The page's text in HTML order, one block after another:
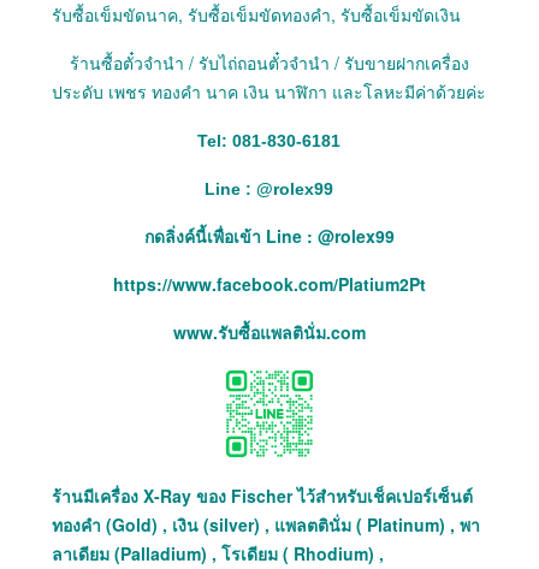
รับซื้อเข็มขัดนาค, รับซื้อเข็มขัดทองคำ, รับซื้อเข็มขัดเงิน
ร้านซื้อตั๋วจำนำ / รับไถ่ถอนตั๋วจำนำ / รับขายฝากเครื่อง
ประดับ เพชร ทองคำ นาค เงิน นาฬิกา และโลหะมีค่าด้วยค่ะ
Tel: 081-830-6181
Line : @rolex99
กดลิ่งค์นี้เพื่อเข้า Line : @rolex99
https://www.facebook.com/Platium2Pt
www.รับซื้อแพลตินั่ม.com
ร้านมีเครื่อง X-Ray ของ Fischer ไว้สำหรับเช็คเปอร์เซ็นต์
ทองคำ (Gold) , เงิน (silver) , แพลตตินั่ม ( Platinum) , พา
ลาเดียม (Palladium) , โรเดียม ( Rhodium) ,